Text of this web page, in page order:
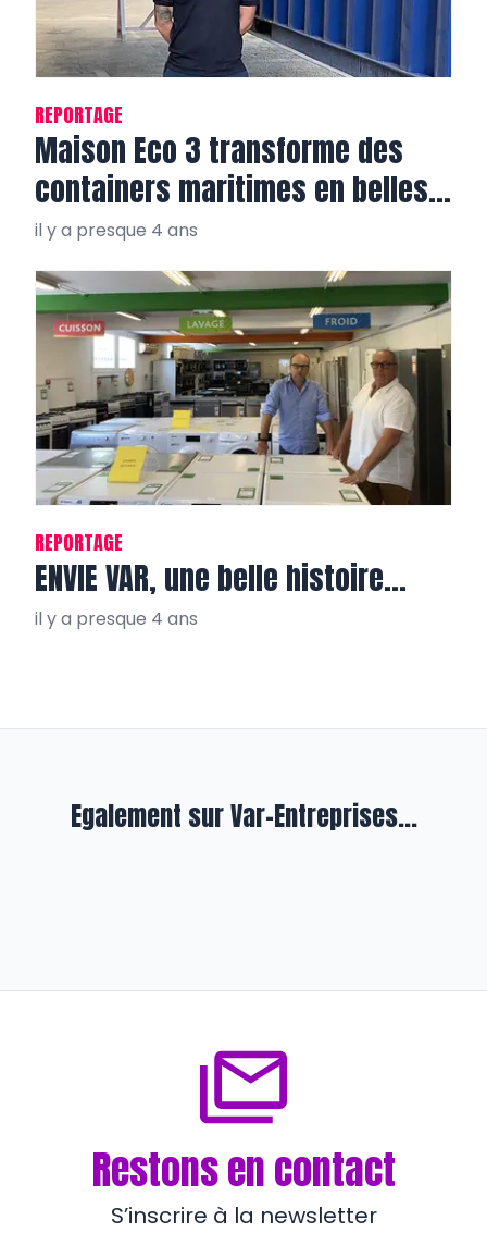
REPORTAGE
Maison Eco 3 transforme des
containers maritimes en belles
villas tout confort
il y a presque 4 ans
REPORTAGE
ENVIE VAR, une belle histoire…
il y a presque 4 ans
Egalement sur Var-Entreprises...
Restons en contact
S’inscrire à la newsletter